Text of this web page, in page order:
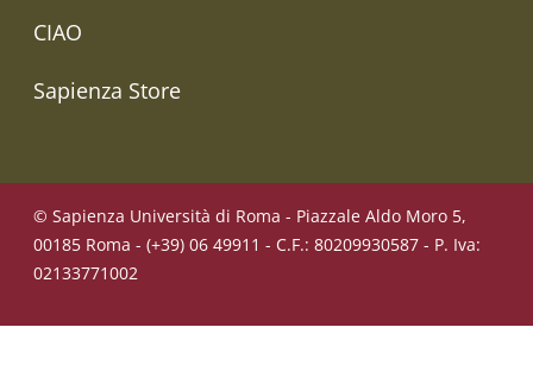
CIAO
Sapienza Store
© Sapienza Università di Roma - Piazzale Aldo Moro 5,
00185 Roma - (+39) 06 49911 - C.F.: 80209930587 - P. Iva:
02133771002